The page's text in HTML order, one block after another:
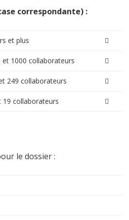
correspondante) :
et plus 
1000 collaborateurs 
249 collaborateurs 
collaborateurs 
le dossier :